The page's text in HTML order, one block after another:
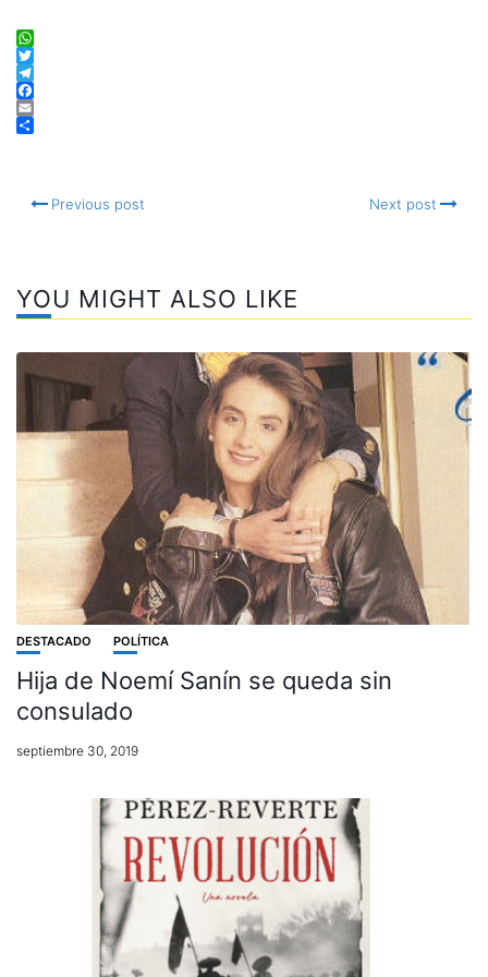
WhatsApp
Twitter
Telegram
Facebook
Email
Previous post Next post
YOU MIGHT ALSO LIKE
DESTACADO POLÍTICA
Hija de Noemí Sanín se queda sin
consulado
septiembre 30, 2019